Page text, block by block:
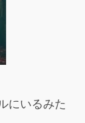
にいるみた